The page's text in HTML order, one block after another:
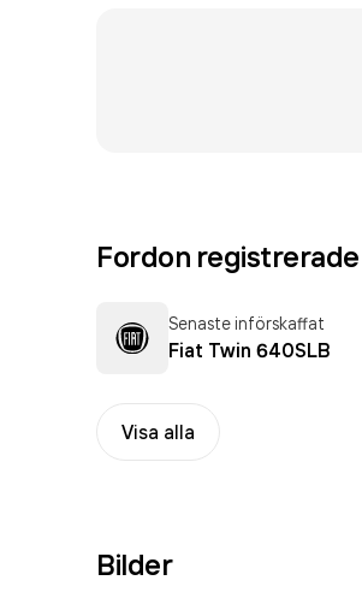
Fordon registrerade
Senaste införskaffat
Fiat Twin 640SLB
Visa alla
Bilder